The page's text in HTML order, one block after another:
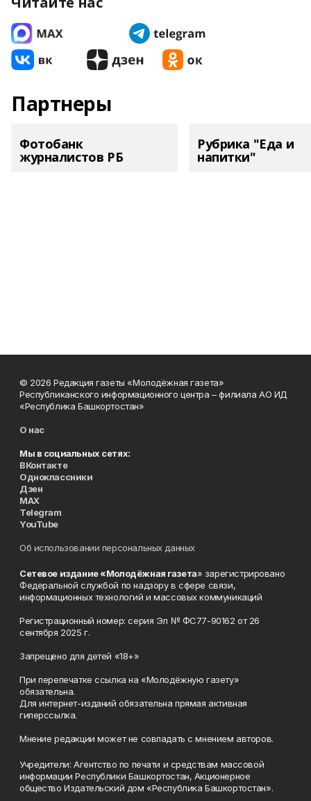
Партнеры
Фотобанк
журналистов РБ
Рубрика "Еда и
напитки"
© 2026 Редакция газеты «Молодёжная газета»
Республиканского информационного центра – филиала АО ИД
«Республика Башкортостан»
О нас
Мы в социальных сетях:
ВКонтакте
Одноклассники
Дзен
MAX
Telegram
YouTube
Об использовании персональных данных
Сетевое издание «Молодёжная газета» зарегистрировано
Федеральной службой по надзору в сфере связи,
информационных технологий и массовых коммуникаций
Регистрационный номер: серия Эл № ФС77-90162 от 26
сентября 2025 г.
Запрещено для детей «18+»
При перепечатке ссылка на «Молодёжную газету»
обязательна.
Для интернет-изданий обязательна прямая активная
гиперссылка.
Мнение редакции может не совпадать с мнением авторов.
Учредители: Агентство по печати и средствам массовой
информации Республики Башкортостан, Акционерное
общество Издательский дом «Республика Башкортостан».